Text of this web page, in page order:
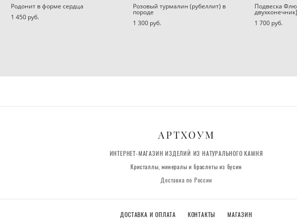
Родонит в форме сердца
1 450 pуб.
Розовый турмалин (рубеллит) в
породе
1 300 pуб.
Подвеска
двухконечник]
1 700 pуб.
АРТХОУМ
ИНТЕРНЕТ-МАГАЗИН ИЗДЕЛИЙ ИЗ НАТУРАЛЬНОГО КАМНЯ
Кристаллы, минералы и браслеты из бусин
Доставка по России
ДОСТАВКА И ОПЛАТА КОНТАКТЫ МАГАЗИН